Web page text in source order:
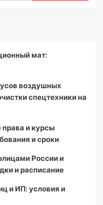
мат:
воздушных
спецтехники на
права и курсы
и сроки
России и
и расписание
и ИП: условия и